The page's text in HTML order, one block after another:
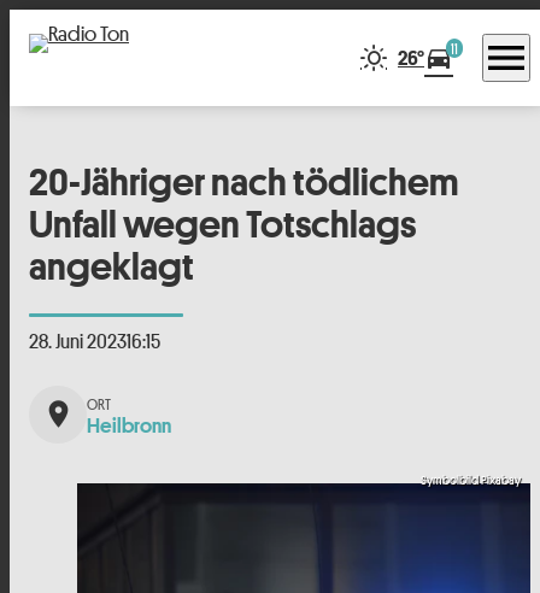
26°directions_car11 menu
20-Jähriger nach tödlichem
Unfall wegen Totschlags
angeklagt
28. Juni 202316:15
place Heilbronn
Symbolbild Pixabay